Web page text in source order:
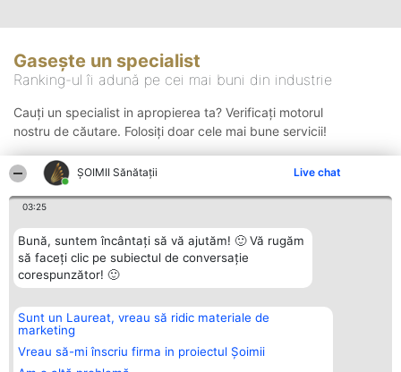
ŞOIMII Sănătații Live chat
03:25
Bună, suntem încântați să vă ajutăm! 🙂 Vă rugăm
să faceți clic pe subiectul de conversație
corespunzător! 🙂
Sunt un Laureat, vreau să ridic materiale de
marketing
Vreau să-mi înscriu firma in proiectul Șoimii
Gasește un specialist
Ranking-ul îi adună pe cei mai buni din industrie
Cauți un specialist in apropierea ta? Verificați motorul
nostru de căutare. Folosiți doar cele mai bune servicii!
Organizator Ranking
BRIGHT SOLUTIONS BR SRL
Aleea Timisul De Sus 2 Bl. A30
Sc. A Et. 4 Ap. 13 Cod 061952
Plebiscyt
Lista Tuturor
Laureaților
Contact